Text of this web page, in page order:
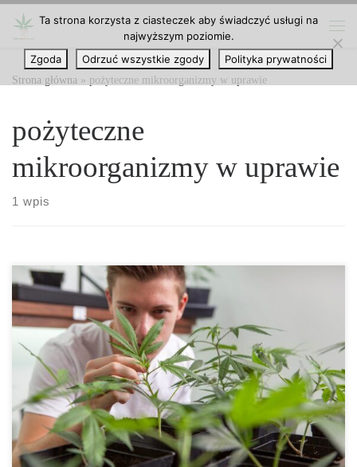
Przejdź do treści
Strona główna » pożyteczne mikroorganizmy w uprawie
pożyteczne
mikroorganizmy w uprawie
1 wpis
Pożyteczne mikroorganizmy w hydroponice – sekrety
biologicznej uprawy roślin Hydroponika to innowacyjna metoda
uprawy roślin, w której gleba została zastąpiona pożywką wodną o
precyzyjnie dobranym składzie. Jednak nawet najbardziej
zaawansowany system bezglebowy nie osiągnie pełni potencjału
bez biologicznego wsparcia. Tutaj do gry wkraczają pożyteczne
mikroorganizmy – niewidzialni sprzymierzeńcy, którzy […]
Ta strona korzysta z ciasteczek aby świadczyć usługi na
najwyższym poziomie.
Zgoda
Odrzuć wszystkie zgody Polityka prywatności